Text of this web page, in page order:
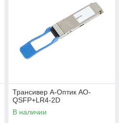
Трансивер А-Оптик AO-
QSFP+LR4-2D
В наличии